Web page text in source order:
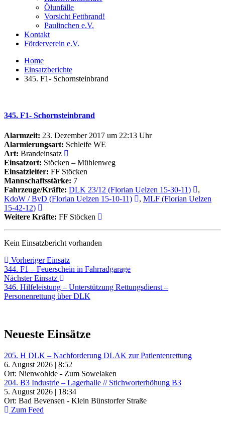
Ölunfälle
Vorsicht Fettbrand!
Paulinchen e.V.
Kontakt
Förderverein e.V.
Home
Einsatzberichte
345. F1- Schornsteinbrand
345. F1- Schornsteinbrand
Alarmzeit: 23. Dezember 2017 um 22:13 Uhr
Alarmierungsart: Schleife WE
Art: Brandeinsatz
Einsatzort: Stöcken – Mühlenweg
Einsatzleiter: FF Stöcken
Mannschaftsstärke: 7
Fahrzeuge/Kräfte: DLK 23/12 (Florian Uelzen 15-30-11)
,
KdoW / BvD (Florian Uelzen 15-10-11)
, MLF (Florian Uelzen
15-42-12)
Weitere Kräfte: FF Stöcken
Kein Einsatzbericht vorhanden
Beitragsnavigation
Vorheriger EinsatzVorheriger
Einsatz:
344. F1 – Feuerschein in Fahrradgarage
Nächster Einsatz
Einsatz:
346. Hilfeleistung – Unterstützung Rettungsdienst –
Personenrettung über DLK
Neueste Einsätze
205. H DLK – Nachforderung DLAK zur Patientenrettung
6. August 2026 | 8:52
Ort: Nienwohlde - Zum Sowelaken
204. B3 Industrie – Lagerhalle // Stichworterhöhung B3
5. August 2026 | 18:34
Ort: Bad Bevensen - Klein Bünstorfer Straße
Zum Feed